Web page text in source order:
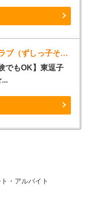
逗子市沼間小学校区放課後児童クラブ（ずしっ子そよ風）
でもOK】東逗子
・アルバイト